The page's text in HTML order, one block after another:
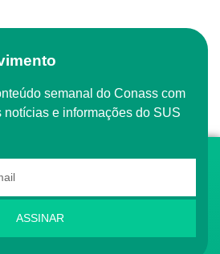
notícias e informações do SUS
ASSINAR